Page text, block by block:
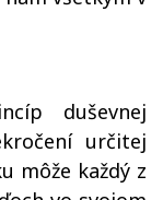
duševnej
určitej
môže každý z